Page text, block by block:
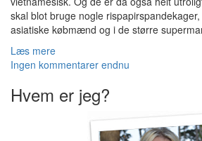
skal blot bruge nogle
asiatiske købmænd og i de større
Læs mere
Ingen kommentarer endnu
Hvem er jeg?